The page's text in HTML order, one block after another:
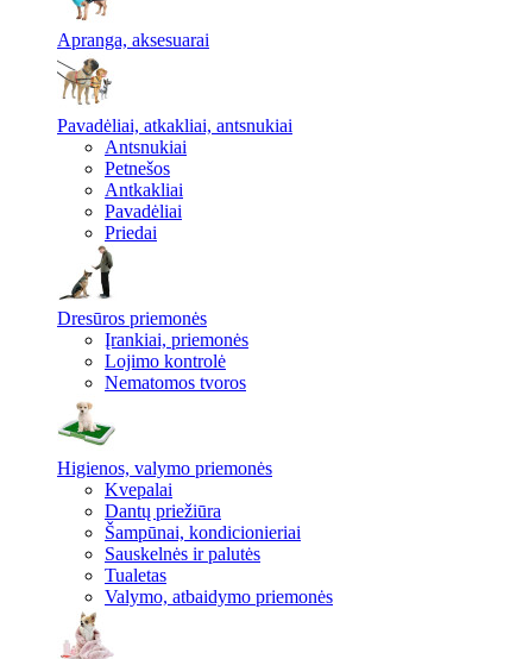
Apranga, aksesuarai
Pavadėliai, atkakliai, antsnukiai
Antsnukiai
Petnešos
Antkakliai
Pavadėliai
Priedai
Dresūros priemonės
Įrankiai, priemonės
Lojimo kontrolė
Nematomos tvoros
Higienos, valymo priemonės
Kvepalai
Dantų priežiūra
Šampūnai, kondicionieriai
Sauskelnės ir palutės
Tualetas
Valymo, atbaidymo priemonės